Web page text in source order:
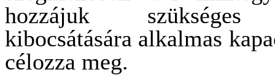
hozzájuk szükséges
kibocsátására alkalmas
célozza meg.